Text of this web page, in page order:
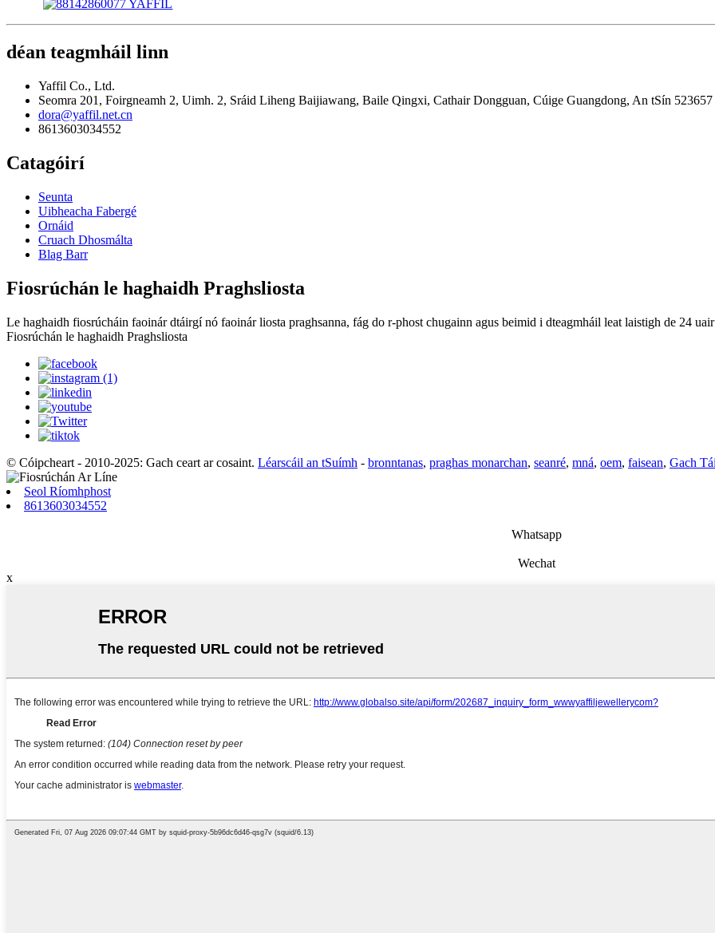
déan teagmháil linn
Yaffil Co., Ltd.
Seomra 201, Foirgneamh 2, Uimh. 2, Sráid Liheng Baijiawang, Baile Qingxi, Cathair Dongguan, Cúige Guangdong, An tSín 523657
dora@yaffil.net.cn
8613603034552
Catagóirí
Seunta
Uibheacha Fabergé
Ornáid
Cruach Dhosmálta
Blag Barr
Fiosrúchán le haghaidh Praghsliosta
Le haghaidh fiosrúcháin faoinár dtáirgí nó faoinár liosta praghsanna, fág do r-phost chugainn agus beimid i dteagmháil leat laistigh de 24
Fiosrúchán le haghaidh Praghsliosta
© Cóipcheart - 2010-2025: Gach ceart ar cosaint. Léarscáil an tSuímh - bronntanas, praghas monarchan, seanré, mná, oem, faisean, Gach
Seol Ríomhphost
8613603034552
Whatsapp
Wechat
x